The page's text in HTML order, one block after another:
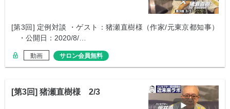
[第3回] 定例対談 ・ゲスト：猪瀬直樹様（作家/元東京都知事）
・公開日：2020/8/…
動画 サロン会員無料
[第3回] 猪瀬直樹様 2/3